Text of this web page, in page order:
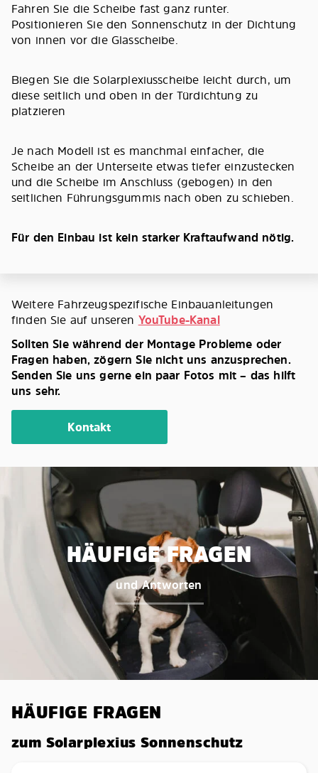
Fahren Sie die Scheibe fast ganz runter.
Positionieren Sie den Sonnenschutz in der Dichtung
von innen vor die Glasscheibe.
Biegen Sie die Solarplexiusscheibe leicht durch, um
diese seitlich und oben in der Türdichtung zu
platzieren
Je nach Modell ist es manchmal einfacher, die
Scheibe an der Unterseite etwas tiefer einzustecken
und die Scheibe im Anschluss (gebogen) in den
seitlichen Führungsgummis nach oben zu schieben.
Für den Einbau ist kein starker Kraftaufwand nötig.
Weitere Fahrzeugspezifische Einbauanleitungen
finden Sie auf unseren YouTube-Kanal
Sollten Sie während der Montage Probleme oder
Fragen haben, zögern Sie nicht uns anzusprechen.
Senden Sie uns gerne ein paar Fotos mit – das hilft
uns sehr.
Kontakt
HÄUFIGE FRAGEN
und Antworten
HÄUFIGE FRAGEN
zum Solarplexius Sonnenschutz